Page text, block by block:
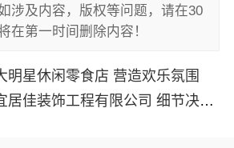
涉及内容，版权等问题，请在30
在第一时间删除内容！
明星休闲零食店 营造欢乐氛围
佳装饰工程有限公司 细节决定品质生活